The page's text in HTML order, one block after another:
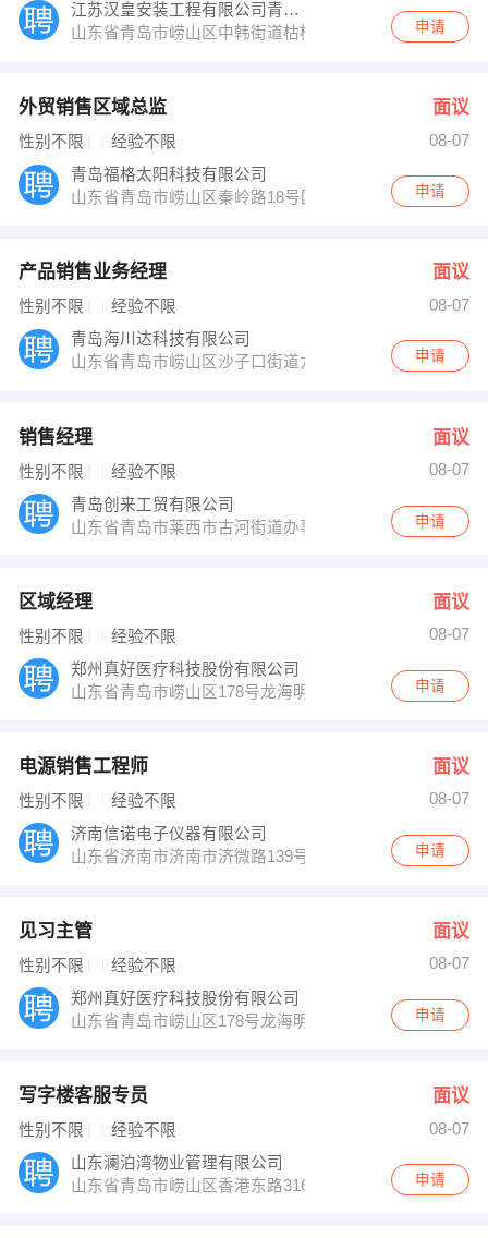
江苏汉皇安装工程有限公司青岛分公司
山东省青岛市崂山区中韩街道枯桃社区
申请
外贸销售区域总监 面议
性别不限 经验不限
08-07
青岛福格太阳科技有限公司
山东省青岛市崂山区秦岭路18号国展财富中心3号楼东区
申请
产品销售业务经理 面议
性别不限 经验不限
08-07
青岛海川达科技有限公司
山东省青岛市崂山区沙子口街道九水东路639-9
申请
销售经理 面议
性别不限 经验不限
08-07
青岛创来工贸有限公司
山东省青岛市莱西市古河街道办事处水院路北
申请
区域经理 面议
性别不限 经验不限
08-07
郑州真好医疗科技股份有限公司
山东省青岛市崂山区178号龙海明珠大厦3号楼西单元
申请
电源销售工程师 面议
性别不限 经验不限
08-07
济南信诺电子仪器有限公司
山东省济南市济南市济微路139号
申请
见习主管 面议
性别不限 经验不限
08-07
郑州真好医疗科技股份有限公司
山东省青岛市崂山区178号龙海明珠大厦3号楼西单元
申请
写字楼客服专员 面议
性别不限 经验不限
08-07
山东澜泊湾物业管理有限公司
山东省青岛市崂山区香港东路316-1-301
申请